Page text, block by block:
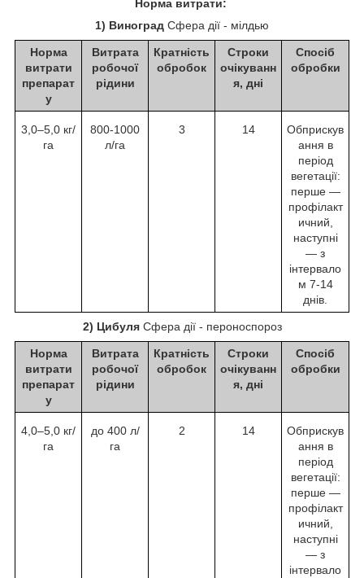
Норма витрати:
1) Виноград Сфера дії - мілдью
Норма
витрати
препарат
у
Витрата
робочої
рідини
Кратність
обробок
Строки
очікуванн
я, дні
Спосіб
обробки
3,0–5,0 кг/
га
800-1000
л/га
3 14
Обприскув
ання в
період
вегетації:
перше —
профілакт
ичний,
наступні
— з
інтервало
м 7-14
днів.
2) ЦибуляСфера дії - пероноспороз
Норма
витрати
препарат
у
Витрата
робочої
рідини
Кратність
обробок
Строки
очікуванн
я, дні
Спосіб
обробки
4,0–5,0 кг/
га
до 400 л/
га
2 14
Обприскув
ання в
період
вегетації:
перше —
профілакт
ичний,
наступні
— з
інтервало